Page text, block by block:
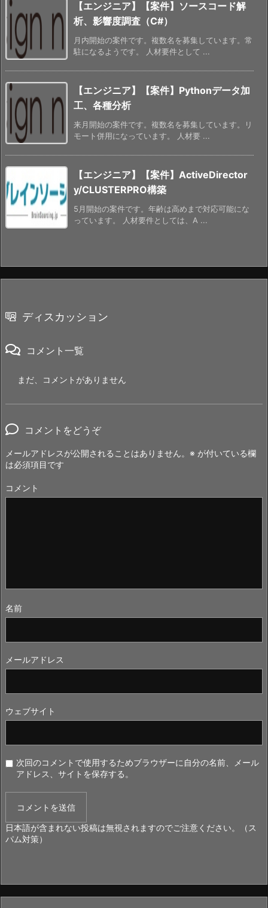
【エンジニア】【案件】ソースコード解
析、影響度調査（C#）
月内開始の案件です。複数名を募集しています。常
駐になるようです。 人材要件として ...
【エンジニア】【案件】Pythonデータ加
工、各種分析
来月開始の案件です。複数名を募集しています。リ
モート併用になっています。 人材要 ...
【エンジニア】【案件】ActiveDirector
y/CLUSTERPRO構築
5月開始の案件です。年齢は高めまで対応可能にな
っています。 人材要件としては、A ...
ディスカッション
コメント一覧
まだ、コメントがありません
コメントをどうぞ
メールアドレスが公開されることはありません。 ※ が付いている欄
は必須項目です
コメント
名前
メールアドレス
ウェブサイト
次回のコメントで使用するためブラウザーに自分の名前、メール
アドレス、サイトを保存する。
日本語が含まれない投稿は無視されますのでご注意ください。（ス
パム対策）